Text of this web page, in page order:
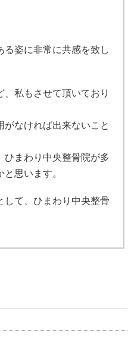
る姿に非常に共感を致し
私もさせて頂いており
がなければ出来ないこと
ひまわり中央整骨院が多
思います。
して、ひまわり中央整骨